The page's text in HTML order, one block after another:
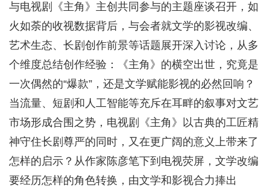
与电视剧《主角》主创共同参与的主题座谈召开，如
火如荼的收视数据背后，与会者就文学的影视改编、
艺术生态、长剧创作前景等话题展开深入讨论，从多
个维度总结创作经验：《主角》的横空出世，究竟是
一次偶然的“爆款”，还是文学赋能影视的必然回响？
当流量、短剧和人工智能等充斥在耳畔的叙事对文艺
市场形成合围之势，电视剧《主角》以古典的工匠精
神守住长剧尊严的同时，又在更广阔的意义上带来了
怎样的启示？从作家陈彦笔下到电视荧屏，文学改编
要经历怎样的角色转换，由文学和影视合力捧出